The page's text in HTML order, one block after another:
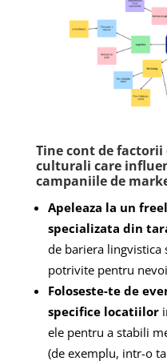
Tine cont de
culturali care
campaniile de
Apeleaza la un
specializata din
de bariera lingvistica
potrivite pentru
Foloseste-te de
specifice locatiilor
ele pentru a stabili
(de exemplu, intr-o